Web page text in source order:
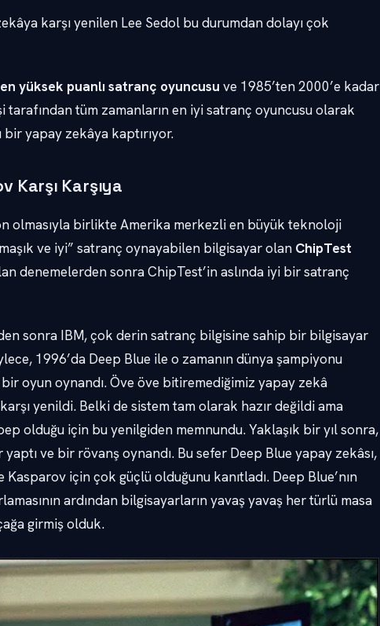
karşı yenilen Lee Sedol bu durumdan dolayı çok
yüksek puanlı satranç oyuncusu ve 1985’ten 2000’e kadar
tüm zamanların en iyi satranç oyuncusu olarak
bir yapay zekâya kaptırıyor.
Karşı Karşıya
olmasıyla birlikte Amerika merkezli en büyük teknoloji
ve iyi” satranç oynayabilen bilgisayar olan ChipTest
denemelerden sonra ChipTest’in aslında iyi bir satranç
sonra IBM, çok derin satranç bilgisine sahip bir bilgisayar
1996’da Deep Blue ile o zamanın dünya şampiyonu
oyun oynandı. Öve öve bitiremediğimiz yapay zekâ
yenildi. Belki de sistem tam olarak hazır değildi ama
olduğu için bu yenilgiden memnundu. Yaklaşık bir yıl sonra,
ve bir rövanş oynandı. Bu sefer Deep Blue yapay zekâsı,
için çok güçlü olduğunu kanıtladı. Deep Blue’nın
ardından bilgisayarların yavaş yavaş her türlü masa
girmiş olduk.